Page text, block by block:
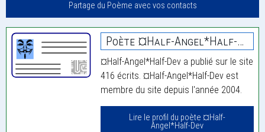
Partage du Poème avec vos contacts
Poète ¤Half-Angel*Half-Dev
¤Half-Angel*Half-Dev a publié sur le site
416 écrits. ¤Half-Angel*Half-Dev est
membre du site depuis l'année 2004.
Lire le profil du poète ¤Half-
Angel*Half-Dev